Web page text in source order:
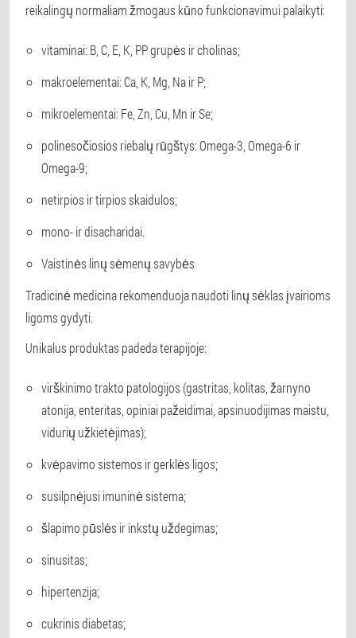
reikalingų normaliam žmogaus kūno funkcionavimui palaikyti:
vitaminai: B, C, E, K, PP grupės ir cholinas;
makroelementai: Ca, K, Mg, Na ir P;
mikroelementai: Fe, Zn, Cu, Mn ir Se;
polinesočiosios riebalų rūgštys: Omega-3, Omega-6 ir
Omega-9;
netirpios ir tirpios skaidulos;
mono- ir disacharidai.
Vaistinės linų sėmenų savybės
Tradicinė medicina rekomenduoja naudoti linų sėklas įvairioms
ligoms gydyti.
Unikalus produktas padeda terapijoje:
virškinimo trakto patologijos (gastritas, kolitas, žarnyno
atonija, enteritas, opiniai pažeidimai, apsinuodijimas maistu,
vidurių užkietėjimas);
kvėpavimo sistemos ir gerklės ligos;
susilpnėjusi imuninė sistema;
šlapimo pūslės ir inkstų uždegimas;
sinusitas;
hipertenzija;
cukrinis diabetas;